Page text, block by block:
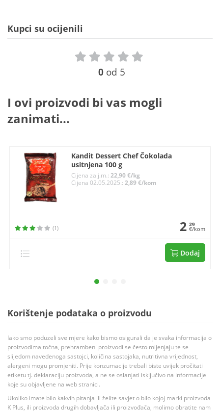
Kupci su ocijenili
0 od 5
I ovi proizvodi bi vas mogli
zanimati...
Kandit Dessert Chef Čokolada
usitnjena 100 g
Cijena za j.m.: 22,90 €/kg
Cijena 02.05.2025.: 2,89 €/kom
(1) 2 29
€/kom
Dodaj
Korištenje podataka o proizvodu
Iako smo poduzeli sve mjere kako bismo osigurali da je svaka informacija o
proizvodima točna, prehrambeni proizvodi se često mijenjaju te se
slijedom navedenoga sastojci, količina sastojaka, nutritivna vrijednost,
alergeni mogu promjeniti. Prije konzumacije trebali biste uvijek pročitati
etiketu tj. deklaraciju proizvoda, a ne se oslanjati isključivo na informacije
koje su objavljene na web stranici.
Ukoliko imate bilo kakvih pitanja ili želite savjet o bilo kojoj marki proizvoda
K Plus, ili proizvoda drugih dobavljača ili proizvođača, molimo obratite nam